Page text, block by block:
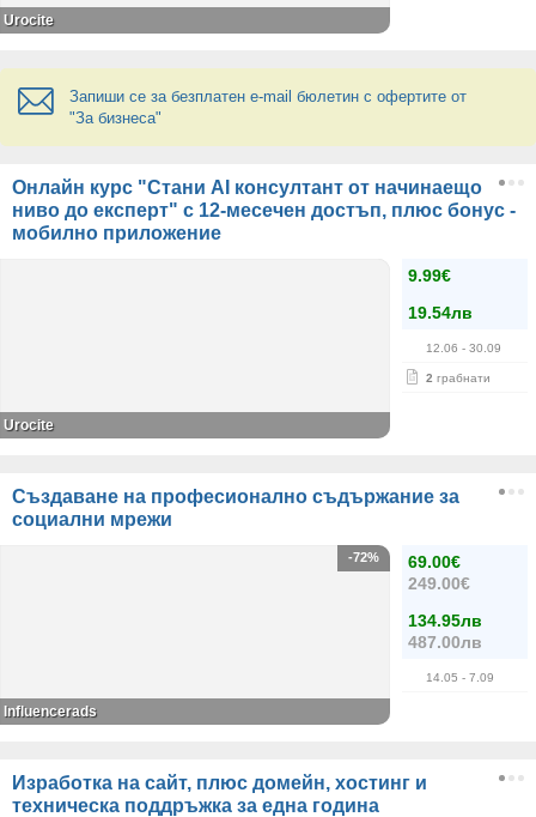
Urocite
Запиши се за безплатен e-mail бюлетин с офертите от
"За бизнеса"
Онлайн курс "Стани AI консултант от начинаещo
ниво до експерт" с 12-месечен достъп, плюс бонус -
мобилно приложение
9.99€
19.54лв
12.06 - 30.09
2 грабнати
Urocite
Създаване на професионално съдържание за
социални мрежи
69.00€
249.00€
134.95лв
487.00лв
14.05 - 7.09
-72%
Influencerads
Изработка на сайт, плюс домейн, хостинг и
техническа поддръжка за една година